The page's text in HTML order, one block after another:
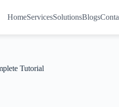
HomeServicesSolutionsBlogs
Tutorial